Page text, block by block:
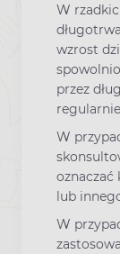
W
wzrost
przez
W
oznaczać
lub
W